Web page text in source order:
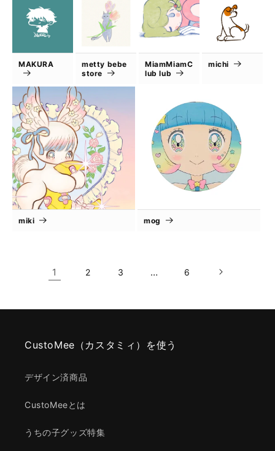
MAKURA
metty bebe
store
MiamMiamC
lub lub
michi
miki mog
1 2 3 … 6
CustoMee（カスタミィ）を使う
デザイン済商品
CustoMeeとは
うちの子グッズ特集